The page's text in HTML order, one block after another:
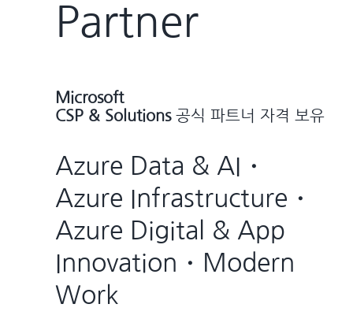
Partner
Microsoft
CSP & Solutions 공식 파트너 자격 보유
Azure Data & AI・
Azure Infrastructure・
Azure Digital & App
Innovation・Modern
Work